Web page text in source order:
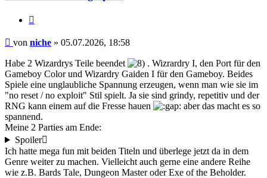
Beitrag
von niche » 05.07.2026, 18:58
Habe 2 Wizardrys Teile beendet
. Wizrardry I, den Port für den
Gameboy Color und Wizardry Gaiden I für den Gameboy. Beides
Spiele eine unglaubliche Spannung erzeugen, wenn man wie sie im
"no reset / no exploit" Stil spielt. Ja sie sind grindy, repetitiv und der
RNG kann einem auf die Fresse hauen
aber das macht es so
spannend.
Meine 2 Parties am Ende:
Spoiler
Ich hatte mega fun mit beiden Titeln und überlege jetzt da in dem
Genre weiter zu machen. Vielleicht auch gerne eine andere Reihe
wie z.B. Bards Tale, Dungeon Master oder Exe of the Beholder.